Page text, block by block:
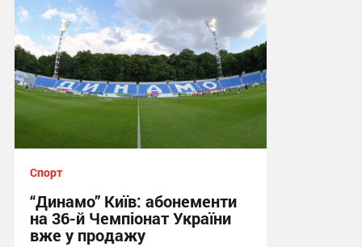
Спорт
“Динамо” Київ: абонементи
на 36-й Чемпіонат України
вже у продажу